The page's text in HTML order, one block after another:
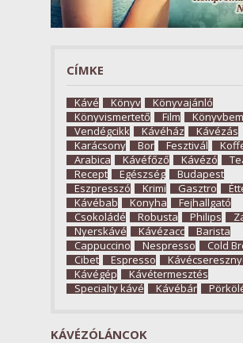
CÍMKE
Kávé Könyv
Könyvajánló
Könyvismertető
Film
Vendégcikk
Kávéház
Kávézás
Karácsony
Bor Fesztivál
Arabica
Kávéfőző Kávézó
Recept
Egészség
Budapest
Eszpresszó
Krimi Gasztro
Kávébab
Konyha
Fejhallgató
Csokoládé
Robusta Philips
Nyerskávé
Kávézacc
Barista
Cappuccino
Nespresso
Cold
Cibet
Espresso
Kávégép
Kávétermesztés
Specialty kávé
Kávébár
KÁVÉZÓLÁNCOK